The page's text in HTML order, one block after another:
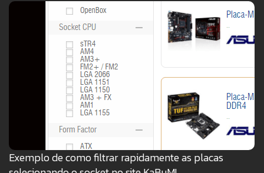
Exemplo de como filtrar rapidamente as placas